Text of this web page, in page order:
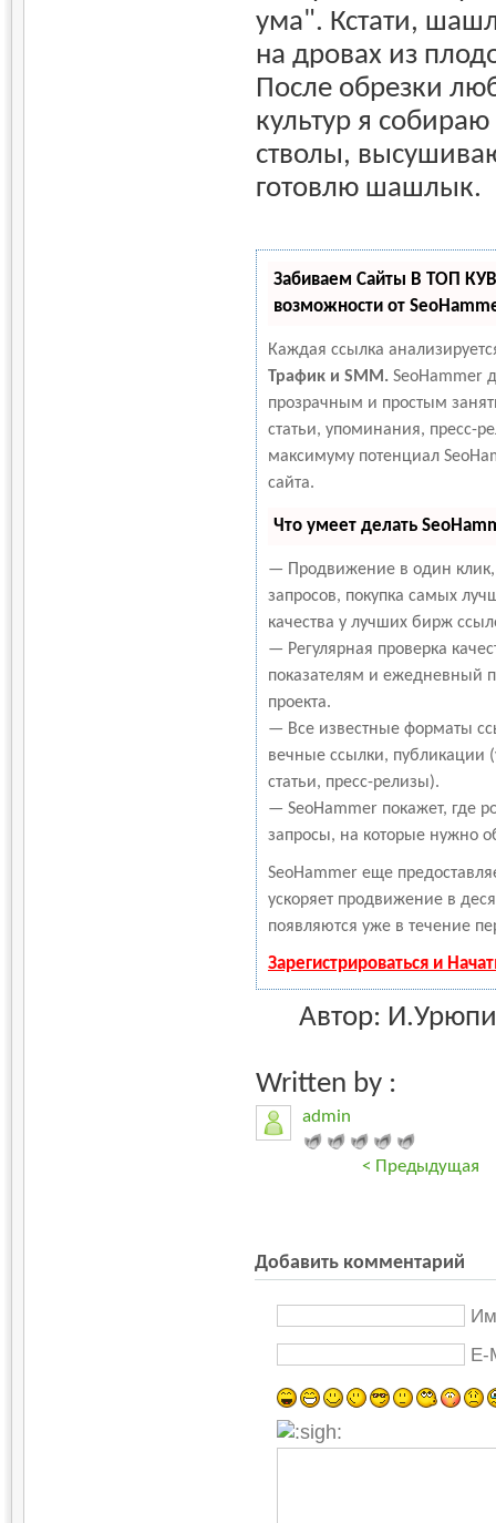
ума". Кстати,
на дровах из
После обрезки
культур я
стволы,
готовлю шашлык.
Забиваем Сайты В ТОП
возможности от
Каждая ссылка
Трафик и SMM. SeoHammer
прозрачным и простым
статьи, упоминания, пресс-
максимуму потенциал
сайта.
Что умеет делать
— Продвижение в один клик,
запросов, покупка самых
качества у лучших бирж
— Регулярная проверка
показателям и ежедневный
проекта.
— Все известные форматы
вечные ссылки,
статьи, пресс-релизы).
— SeoHammer покажет, где
запросы, на которые нужно
SeoHammer еще
ускоряет продвижение в
появляются уже в течение
Зарегистрироваться и
Автор:
Written by :
admin
< Предыдущая
Добавить комментарий
E-